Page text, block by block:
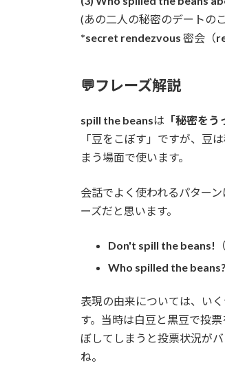
(あの二人の秘密のデートの
*secret rendezvous 密会（
💬フレーズ解説
spill the beansは 「秘密を
「豆をこぼす」ですが、豆
まう場面で使います。
会話でよく使われるパター
ーズだと思います。
Don't spill the beans!
Who spilled the beans?
表現の由来については、い
す。当時は白豆と黒豆で投
ぼしてしまうと投票状況が
ね。